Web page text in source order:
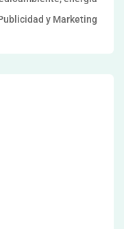
y Marketing